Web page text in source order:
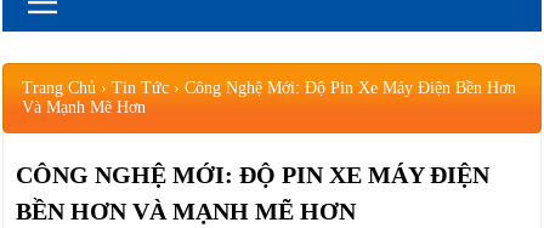
Trang Chủ ›Tin Tức ›Công Nghệ Mới: Độ Pin Xe Máy Điện Bền Hơn
Và Mạnh Mẽ Hơn
CÔNG NGHỆ MỚI: ĐỘ PIN XE MÁY ĐIỆN
BỀN HƠN VÀ MẠNH MẼ HƠN